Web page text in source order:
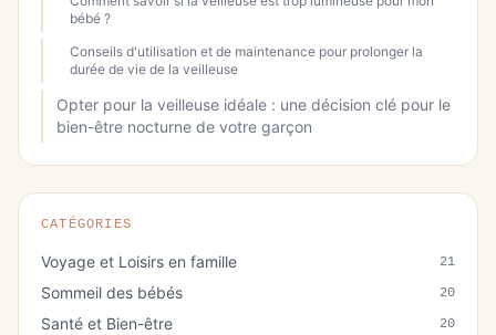
bébé ?
Conseils d'utilisation et de maintenance pour prolonger la
durée de vie de la veilleuse
Opter pour la veilleuse idéale : une décision clé pour le
bien-être nocturne de votre garçon
CATÉGORIES
Voyage et Loisirs en famille 21
Sommeil des bébés 20
Santé et Bien-être 20